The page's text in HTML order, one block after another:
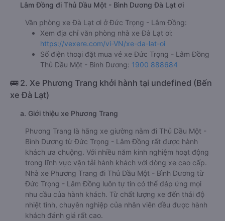
Lâm Đồng đi Thủ Dầu Một - Bình Dương Đà Lạt ơi
Văn phòng xe Đà Lạt ơi ở Đức Trọng - Lâm Đồng:
Xem địa chỉ văn phòng nhà xe Đà Lạt ơi:
https://vexere.com/vi-VN/xe-da-lat-oi
Số điện thoại đặt mua vé xe Đức Trọng - Lâm Đồng
Thủ Dầu Một - Bình Dương: 1900 888684
🚌 2. Xe Phương Trang khởi hành tại undefined (Bến
xe Đà Lạt)
a. Giới thiệu xe Phương Trang
Phương Trang là hãng xe giường nằm đi Thủ Dầu Một -
Bình Dương từ Đức Trọng - Lâm Đồng rất được hành
khách ưa chuộng. Với nhiều năm kinh nghiệm hoạt động
trong lĩnh vực vận tải hành khách với dòng xe cao cấp.
Nhà xe Phương Trang đi Thủ Dầu Một - Bình Dương từ
Đức Trọng - Lâm Đồng luôn tự tin có thể đáp ứng mọi
nhu cầu của hành khách. Từ chất lượng xe đến thái độ
nhiệt tình, chuyên nghiệp của nhân viên đều được hành
khách đánh giá rất cao.